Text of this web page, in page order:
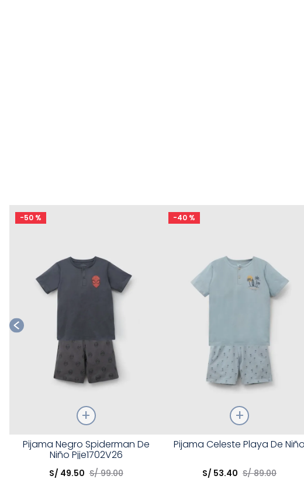
-50 %
Talla
Elige una opción
Pijama Negro Spiderman De
Niño Pjje1702V26
S/ 49.50 S/ 99.00
-40 %
Talla
Pijama Celeste Playa De Niño
S/ 53.40 S/ 89.00